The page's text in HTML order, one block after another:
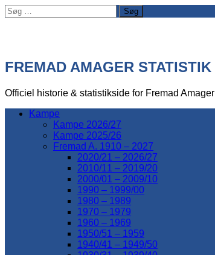
Søg
efter:
FREMAD AMAGER STATISTIK
Officiel historie & statistikside for Fremad Amager
Kampe
Kampe 2026/27
Kampe 2025/26
Fremad A. 1910 – 2027
2020/21 – 2026/27
2010/11 – 2019/20
2000/01 – 2009/10
1990 – 1999/00
1980 – 1989
1970 – 1979
1960 – 1969
1950/51 – 1959
1940/41 – 1949/50